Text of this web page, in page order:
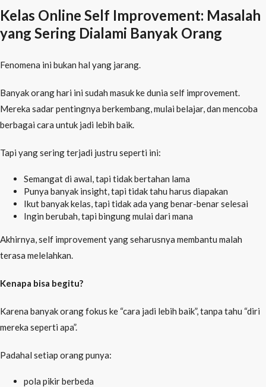
Kelas Online Self Improvement: Masalah
yang Sering Dialami Banyak Orang
Fenomena ini bukan hal yang jarang.
Banyak orang hari ini sudah masuk ke dunia self improvement.
Mereka sadar pentingnya berkembang, mulai belajar, dan mencoba
berbagai cara untuk jadi lebih baik.
Tapi yang sering terjadi justru seperti ini:
Semangat di awal, tapi tidak bertahan lama
Punya banyak insight, tapi tidak tahu harus diapakan
Ikut banyak kelas, tapi tidak ada yang benar-benar selesai
Ingin berubah, tapi bingung mulai dari mana
Akhirnya, self improvement yang seharusnya membantu malah
terasa melelahkan.
Kenapa bisa begitu?
Karena banyak orang fokus ke “cara jadi lebih baik”, tanpa tahu “diri
mereka seperti apa”.
Padahal setiap orang punya:
pola pikir berbeda